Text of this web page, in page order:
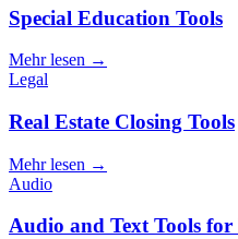
Special Education Tools
Mehr lesen →
Legal
Real Estate Closing Tools
Mehr lesen →
Audio
Audio and Text Tools for